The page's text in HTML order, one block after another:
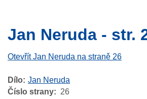
Jan Neruda - str.
Otevřít Jan Neruda na straně 26
Dílo Jan Neruda
Číslo strany
26